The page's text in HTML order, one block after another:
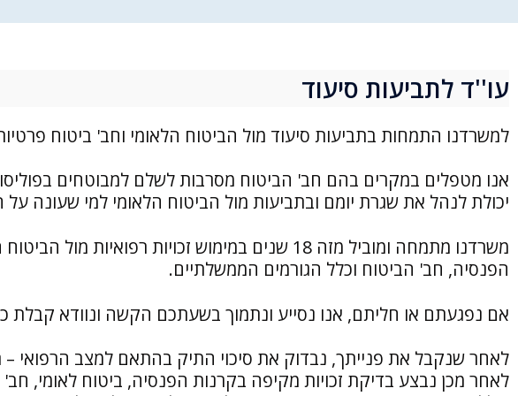
עו''ד לתביעות סיעוד
למשרדנו התמחות בתביעות סיעוד מול הביטוח הלאומי וחב' ביטוח
אנו מטפלים במקרים בהם חב' הביטוח מסרבות לשלם למבוטחים
יכולת לנהל את שגרת יומם ובתביעות מול הביטוח הלאומי למי שעונה
משרדנו מתמחה ומוביל מזה 18 שנים במימוש זכויות
הפנסיה, חב' הביטוח וכלל הגורמים הממשלתיים.
אם נפגעתם או חליתם, אנו נסייע ונתמוך בשעתכם הקשה ונוודא קבלת
לאחר שנקבל את פנייתך, נבדוק את סיכוי התיק בהתאם למצב הרפואי –
לאחר מכן נבצע בדיקת זכויות מקיפה בקרנות הפנסיה, ביטוח לאומי,